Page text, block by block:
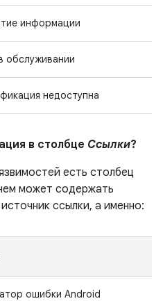
информации
обслуживании
недоступна
в столбце Ссылки?
есть столбец
может содержать
ссылки, а именно:
ошибки Android